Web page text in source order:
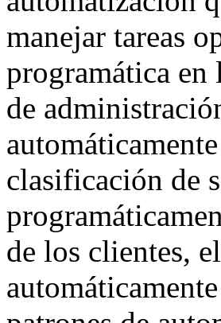
manejar tareas
programática en
de
clasificación de
de los clientes,